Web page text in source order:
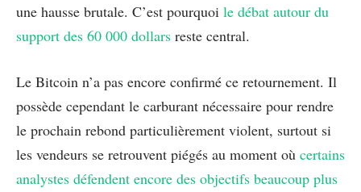
une hausse brutale. C’est pourquoi le débat autour du
support des 60 000 dollars reste central.
Le Bitcoin n’a pas encore confirmé ce retournement. Il
possède cependant le carburant nécessaire pour rendre
le prochain rebond particulièrement violent, surtout si
les vendeurs se retrouvent piégés au moment où certains
analystes défendent encore des objectifs beaucoup plus